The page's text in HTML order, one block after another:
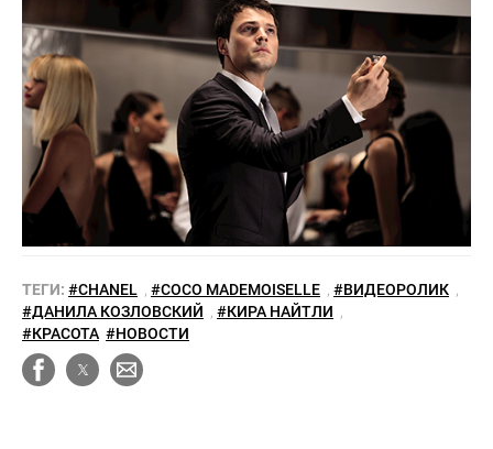
ТЕГИ: #CHANEL #COCO MADEMOISELLE #ВИДЕОРОЛИК
#ДАНИЛА КОЗЛОВСКИЙ
#КИРА НАЙТЛИ
#КРАСОТА #НОВОСТИ